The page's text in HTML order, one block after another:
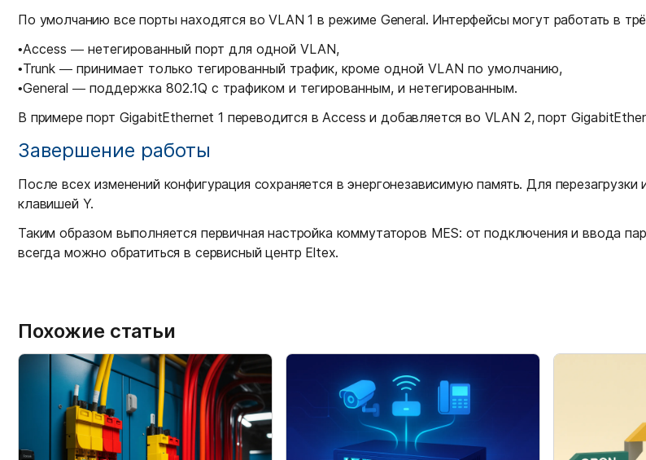
По умолчанию все порты находятся во VLAN 1 в режиме General. Интерфейсы могут работать в
•Access — нетегированный порт для одной VLAN,
•Trunk — принимает только тегированный трафик, кроме одной VLAN по умолчанию,
•General — поддержка 802.1Q с трафиком и тегированным, и нетегированным.
В примере порт GigabitEthernet 1 переводится в Access и добавляется во VLAN 2, порт
Завершение работы
После всех изменений конфигурация сохраняется в энергонезависимую память. Для
клавишей Y.
Таким образом выполняется первичная настройка коммутаторов MES: от подключения и ввода
всегда можно обратиться в сервисный центр Eltex.
Похожие статьи